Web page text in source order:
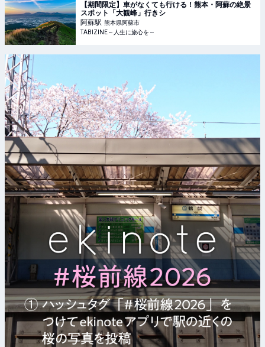
【期間限定】車がなくても行ける！熊本・阿蘇の絶景
スポット「大観峰」行きシ
阿蘇駅 熊本県阿蘇市
TABIZINE～人生に旅心を～